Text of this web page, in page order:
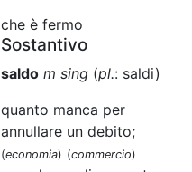
che è fermo
Sostantivo
saldo m sing (pl.: saldi)
quanto manca per
annullare un debito;
(economia) (commercio)